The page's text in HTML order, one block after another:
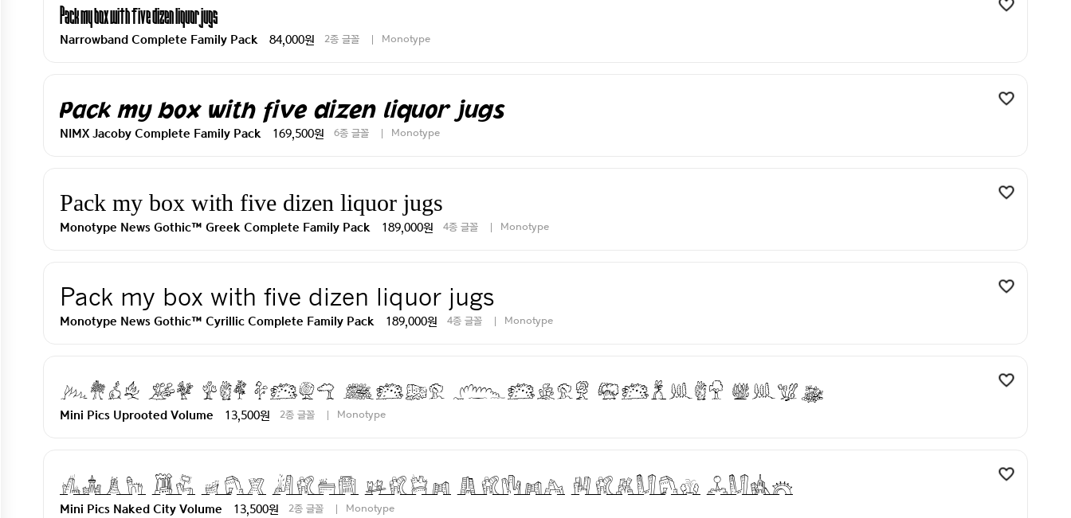
Pack my box with five dizen liquor jugs
Narrowband Complete Family Pack 84,000원 2종 글꼴 Monotype
Pack my box with five dizen liquor jugs
NIMX Jacoby Complete Family Pack 169,500원 6종 글꼴 Monotype
Pack my box with five dizen liquor jugs
Monotype News Gothic™ Greek Complete Family Pack 189,000원 4종 글꼴 Monotype
Pack my box with five dizen liquor jugs
Monotype News Gothic™ Cyrillic Complete Family Pack 189,000원 4종 글꼴 Monotype
Pack my box with five dizen liquor jugs
Mini Pics Uprooted Volume 13,500원 2종 글꼴 Monotype
Pack my box with five dizen liquor jugs
Mini Pics Naked City Volume 13,500원 2종 글꼴 Monotype